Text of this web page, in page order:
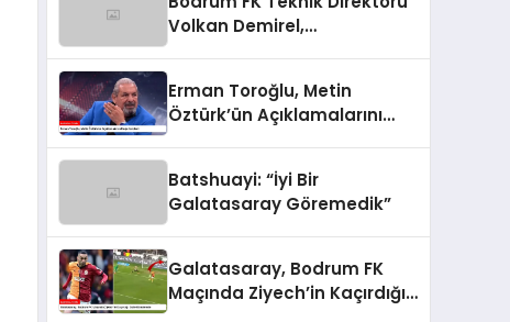
Volkan Demirel,
Erman Toroğlu, Metin
Öztürk’ün Açıklamalarını
Batshuayi: “İyi Bir
Galatasaray Göremedik”
Galatasaray, Bodrum FK
Maçında Ziyech’in Kaçırdığı